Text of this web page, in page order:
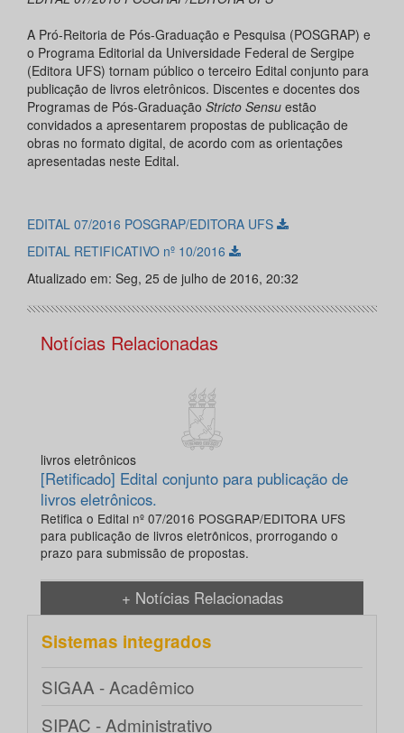
A Pró-Reitoria de Pós-Graduação e Pesquisa (POSGRAP) e
o Programa Editorial da Universidade Federal de Sergipe
(Editora UFS) tornam público o terceiro Edital conjunto para
publicação de livros eletrônicos. Discentes e docentes dos
Programas de Pós-Graduação Stricto Sensu estão
convidados a apresentarem propostas de publicação de
obras no formato digital, de acordo com as orientações
apresentadas neste Edital.
EDITAL 07/2016 POSGRAP/EDITORA UFS
EDITAL RETIFICATIVO nº 10/2016
Atualizado em: Seg, 25 de julho de 2016, 20:32
Notícias Relacionadas
livros eletrônicos
[Retificado] Edital conjunto para publicação de
livros eletrônicos.
Retifica o Edital nº 07/2016 POSGRAP/EDITORA UFS
para publicação de livros eletrônicos, prorrogando o
prazo para submissão de propostas.
+ Notícias Relacionadas
Sistemas integrados
SIGAA - Acadêmico
SIPAC - Administrativo